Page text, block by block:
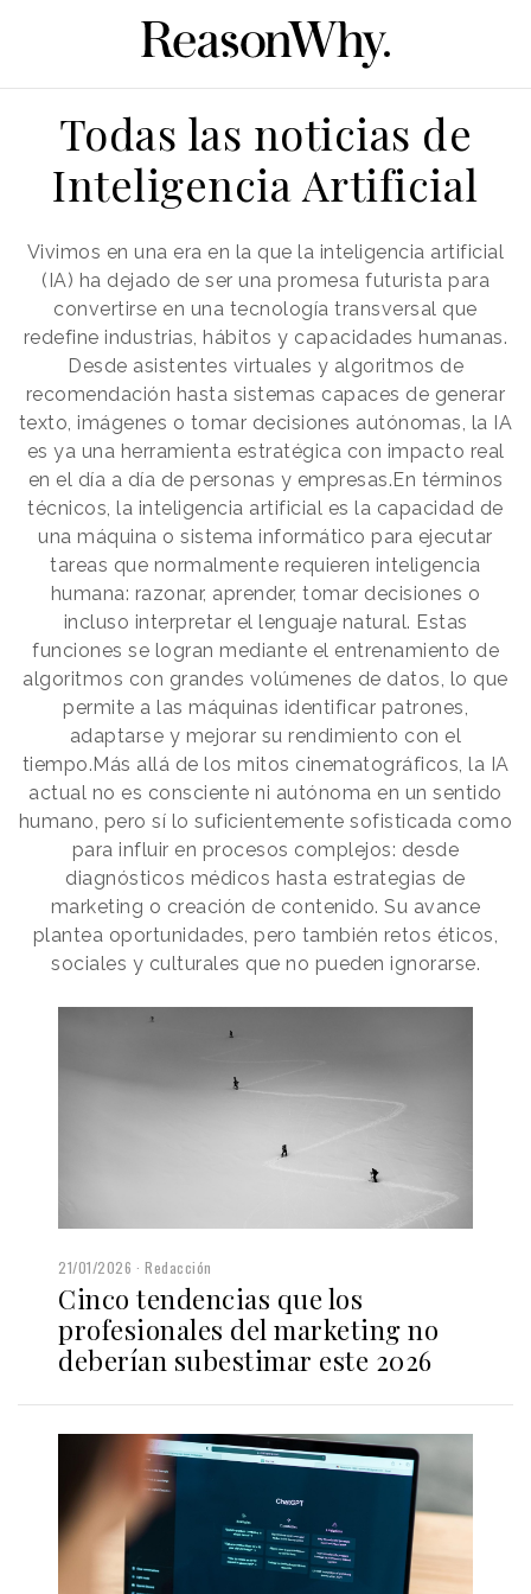
Todas las noticias de
Inteligencia Artificial
Vivimos en una era en la que la inteligencia artificial
(IA) ha dejado de ser una promesa futurista para
convertirse en una tecnología transversal que
redefine industrias, hábitos y capacidades humanas.
Desde asistentes virtuales y algoritmos de
recomendación hasta sistemas capaces de generar
texto, imágenes o tomar decisiones autónomas, la IA
es ya una herramienta estratégica con impacto real
en el día a día de personas y empresas.En términos
técnicos, la inteligencia artificial es la capacidad de
una máquina o sistema informático para ejecutar
tareas que normalmente requieren inteligencia
humana: razonar, aprender, tomar decisiones o
incluso interpretar el lenguaje natural. Estas
funciones se logran mediante el entrenamiento de
algoritmos con grandes volúmenes de datos, lo que
permite a las máquinas identificar patrones,
adaptarse y mejorar su rendimiento con el
tiempo.Más allá de los mitos cinematográficos, la IA
actual no es consciente ni autónoma en un sentido
humano, pero sí lo suficientemente sofisticada como
para influir en procesos complejos: desde
diagnósticos médicos hasta estrategias de
marketing o creación de contenido. Su avance
plantea oportunidades, pero también retos éticos,
sociales y culturales que no pueden ignorarse.
21/01/2026 Redacción
Cinco tendencias que los
profesionales del marketing no
deberían subestimar este 2026